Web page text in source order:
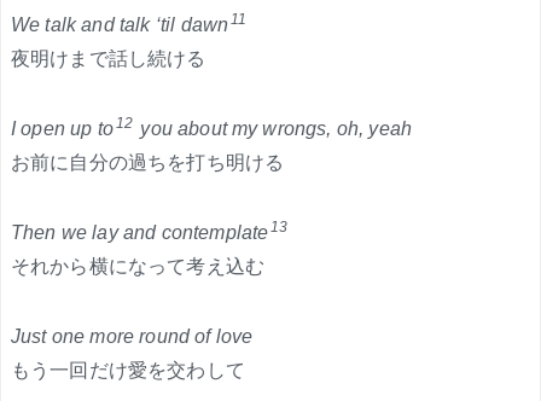
We talk and talk ‘til dawn11
夜明けまで話し続ける
I open up to12 you about my wrongs, oh, yeah
お前に自分の過ちを打ち明ける
Then we lay and contemplate13
それから横になって考え込む
Just one more round of love
もう一回だけ愛を交わして